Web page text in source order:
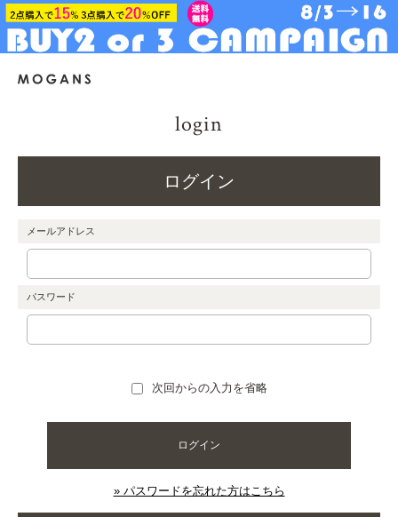
login
ログイン
メールアドレス
パスワード
次回からの入力を省略
ログイン
» パスワードを忘れた方はこちら